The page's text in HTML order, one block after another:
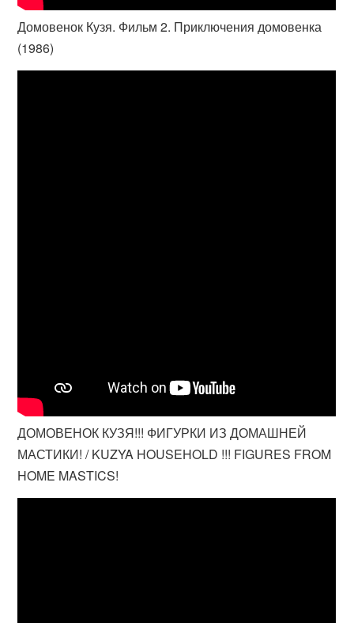
Домовенок Кузя. Фильм 2. Приключения домовенка
(1986)
ДОМОВЕНОК КУЗЯ!!! ФИГУРКИ ИЗ ДОМАШНЕЙ
МАСТИКИ! / KUZYA HOUSEHOLD !!! FIGURES FROM
HOME MASTICS!